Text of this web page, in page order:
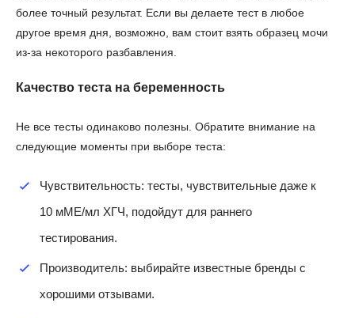
более точный результат. Если вы делаете тест в любое
другое время дня, возможно, вам стоит взять образец мочи
из-за некоторого разбавления.
Качество теста на беременность
Не все тесты одинаково полезны. Обратите внимание на
следующие моменты при выборе теста:
Чувствительность: тесты, чувствительные даже к
10 мМЕ/мл ХГЧ, подойдут для раннего
тестирования.
Производитель: выбирайте известные бренды с
хорошими отзывами.